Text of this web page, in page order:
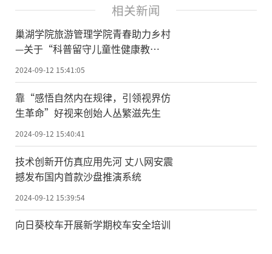
相关新闻
巢湖学院旅游管理学院青春助力乡村
—关于“科普留守儿童性健康教
育”的项目研究团队定远之行圆满成
功
2024-09-12 15:41:05
靠“感悟自然内在规律，引领视界仿
生革命”好视来创始人丛繁滋先生
2024-09-12 15:40:41
技术创新开仿真应用先河 丈八网安震
撼发布国内首款沙盘推演系统
2024-09-12 15:39:54
向日葵校车开展新学期校车安全培训